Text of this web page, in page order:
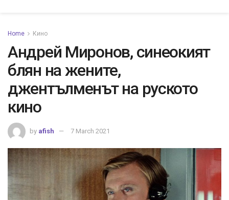
Home Кино
Андрей Миронов, синеокият
блян на жените,
джентълменът на руското
кино
by afish 7 March 2021